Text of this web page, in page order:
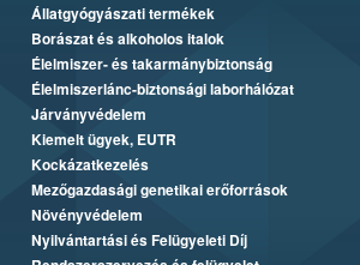
Állatgyógyászati termékek
Borászat és alkoholos italok
Élelmiszer- és takarmánybiztonság
Élelmiszerlánc-biztonsági laborhálózat
Járványvédelem
Kiemelt ügyek, EUTR
Kockázatkezelés
Mezőgazdasági genetikai erőforrások
Növényvédelem
Nyilvántartási és Felügyeleti Díj